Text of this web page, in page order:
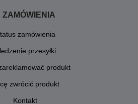
ZAMÓWIENIA
zamówienia
przesyłki
produkt
zwrócić produkt
Kontakt